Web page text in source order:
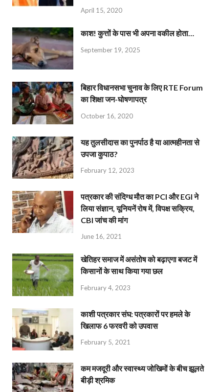
April 15, 2020
काश! कुत्तों के पास भी अपना वकील होता…
September 19, 2025
बिहार विधानसभा चुनाव के लिए RTE Forum
का शिक्षा जन-घोषणापत्र
October 16, 2020
यह तुलसीदास का पुनर्पाठ है या आत्महीनता से
उपजा कुपाठ?
February 12, 2023
पत्रकार की संदिग्ध मौत का PCI और EGI ने
लिया संज्ञान, यूनियनें रोष में, विपक्ष सक्रिय,
CBI जांच की मांग
June 16, 2021
खेतिहर समाज में असंतोष को बढ़ाएगा बजट में
किसानों के साथ किया गया छल
February 4, 2023
काशी पत्रकार संघ: पत्रकारों पर हमले के
खिलाफ 6 फरवरी को उपवास
February 5, 2021
कम मजदूरी और स्वास्थ्य जोखिमों के बीच झूलते
बीड़ी श्रमिक